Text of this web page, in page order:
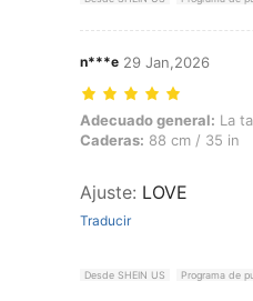
n***e 29 Jan,2026
Adecuado general: La talla
Adecuado general: La
Caderas: 88 cm / 35 in
Ajuste: LOVE
Traducir
Desde SHEIN US Programa de